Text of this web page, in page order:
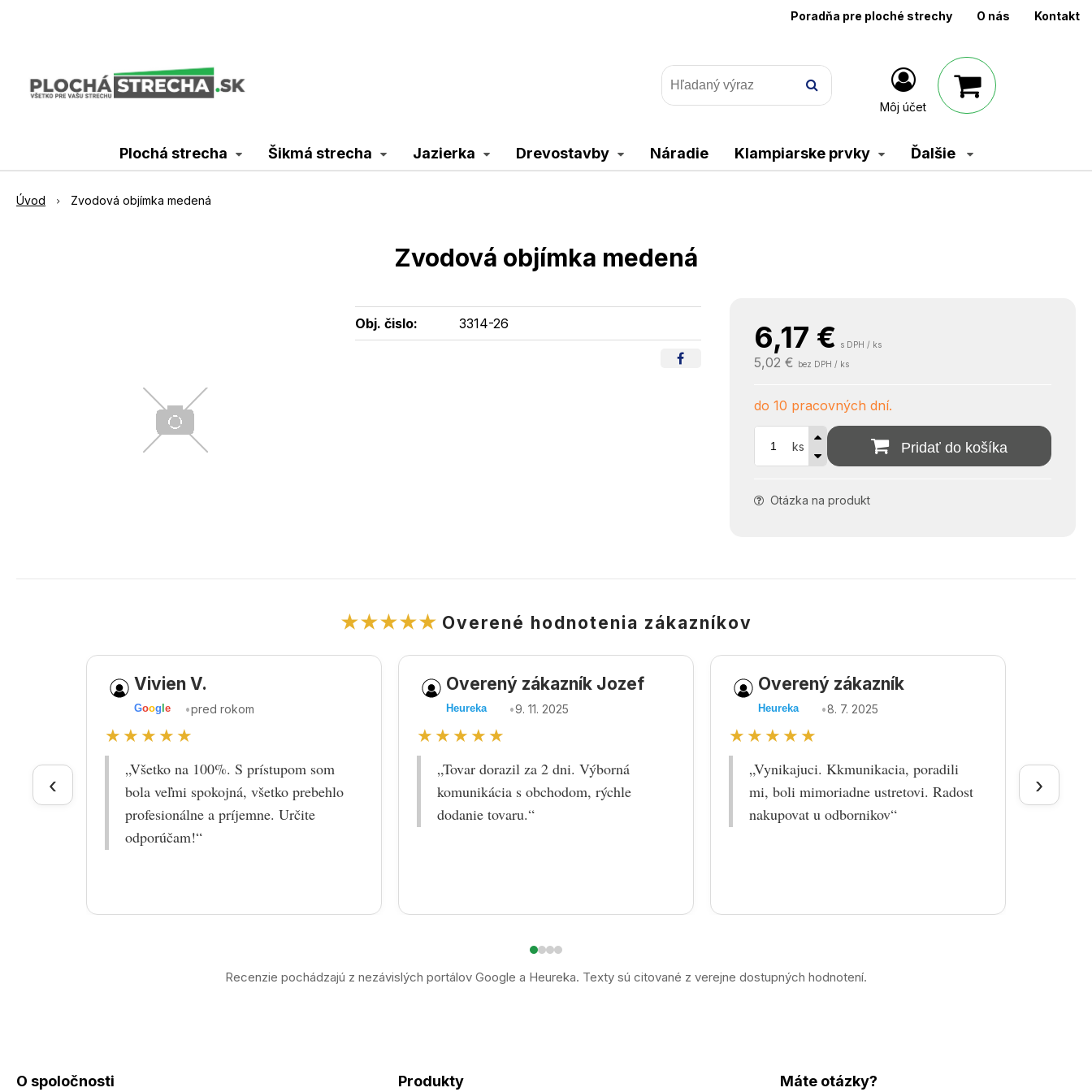
Poradňa pre ploché strechy O nás Kontakt
Môj účet
Plochá strecha Šikmá strecha Jazierka Drevostavby Náradie Klampiarske prvky Ďalšie
Úvod Zvodová objímka medená
Zvodová objímka medená
6,17 € s DPH / ks
5,02 € bez DPH / ks
do 10 pracovných dní.
ks Pridať do košíka
Otázka na produkt
Obj. čislo: 3314-26
★★★★★ Overené hodnotenia zákazníkov
‹
Vivien V.
Goog le •pred rokom
★★★★★
„Všetko na 100%. S prístupom som
bola veľmi spokojná, všetko prebehlo
profesionálne a príjemne. Určite
odporúčam!“
Overený zákazník Jozef
Heureka •9. 11. 2025
★★★★★
„Tovar dorazil za 2 dni. Výborná
komunikácia s obchodom, rýchle
dodanie tovaru.“
Overený zákazník
Heureka •8. 7. 2025
★★★★★
„Vynikajuci. Kkmunikacia, poradili
mi, boli mimoriadne ustretovi. Radost
nakupovat u odbornikov“
›
Recenzie pochádzajú z nezávislých portálov Google a Heureka. Texty sú citované z verejne dostupných hodnotení.
O spoločnosti Produkty Máte otázky?